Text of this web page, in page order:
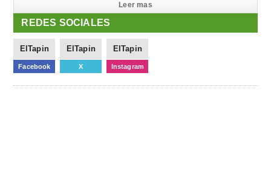
Leer mas
REDES SOCIALES
ElTapin
Facebook
ElTapin
X
ElTapin
Instagram